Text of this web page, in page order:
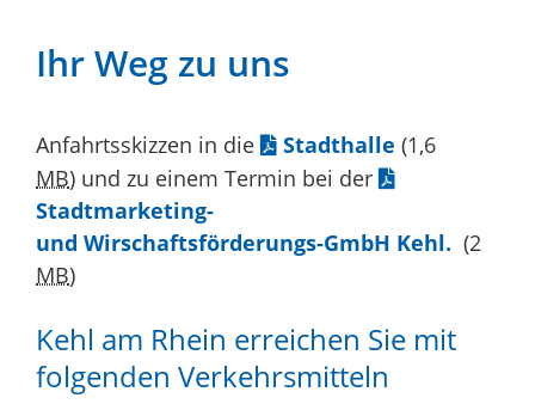
Ihr Weg zu uns
Anfahrtsskizzen in die Stadthalle (1,6
MB) und zu einem Termin bei der
Stadtmarketing-
und Wirschaftsförderungs-GmbH Kehl. (2
MB)
Kehl am Rhein erreichen Sie mit
folgenden Verkehrsmitteln